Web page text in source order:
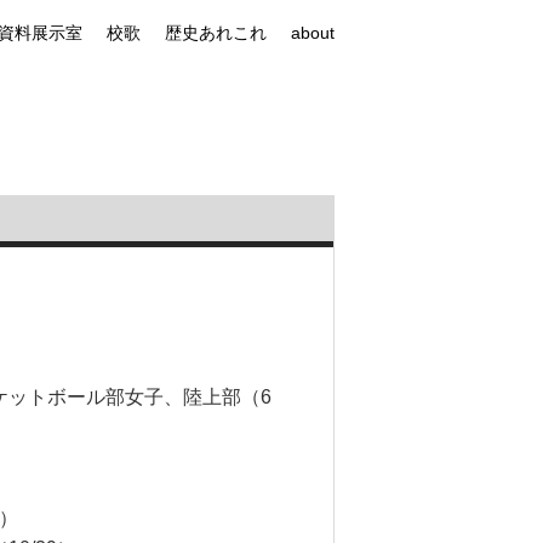
料展示室 校歌 歴史あれこれ about
トボール部女子、陸上部（6